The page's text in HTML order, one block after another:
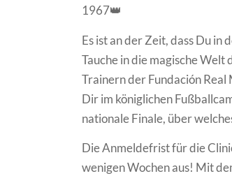
1967👑
Es ist an der Zeit, dass Du
Tauche in die magische
Trainern der Fundación
Dir im königlichen
nationale Finale, über
Die Anmeldefrist für die
wenigen Wochen aus! Mit